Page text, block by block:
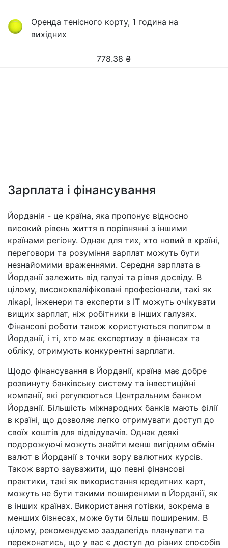
Оренда тенісного корту, 1 година на
вихідних
778.38 ₴
Зарплата і фінансування
Йорданія - це країна, яка пропонує відносно
високий рівень життя в порівнянні з іншими
країнами регіону. Однак для тих, хто новий в країні,
переговори та розуміння зарплат можуть бути
незнайомими враженнями. Середня зарплата в
Йорданії залежить від галузі та рівня досвіду. В
цілому, висококваліфіковані професіонали, такі як
лікарі, інженери та експерти з ІТ можуть очікувати
вищих зарплат, ніж робітники в інших галузях.
Фінансові роботи також користуються попитом в
Йорданії, і ті, хто має експертизу в фінансах та
обліку, отримують конкурентні зарплати.
Щодо фінансування в Йорданії, країна має добре
розвинуту банківську систему та інвестиційні
компанії, які регулюються Центральним банком
Йорданії. Більшість міжнародних банків мають філії
в країні, що дозволяє легко отримувати доступ до
своїх коштів для відвідувачів. Однак деякі
подорожуючі можуть знайти менш вигідним обмін
валют в Йорданії з точки зору валютних курсів.
Також варто зауважити, що певні фінансові
практики, такі як використання кредитних карт,
можуть не бути такими поширеними в Йорданії, як
в інших країнах. Використання готівки, зокрема в
менших бізнесах, може бути більш поширеним. В
цілому, рекомендуємо заздалегідь планувати та
переконатись, що у вас є доступ до різних способів